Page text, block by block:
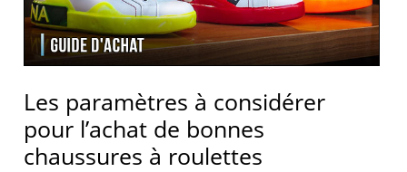
Les paramètres à considérer
pour l’achat de bonnes
chaussures à roulettes